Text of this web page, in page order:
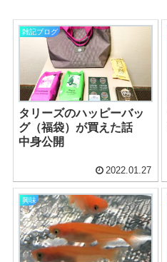
雑記ブログ
タリーズのハッピーバッ
グ（福袋）が買えた話
中身公開
2022.01.27
興味